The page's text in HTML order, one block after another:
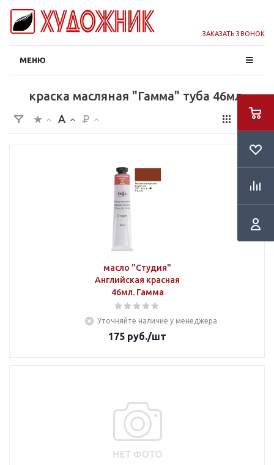
ЗАКАЗАТЬ ЗВОНОК
МЕНЮ
краска масляная "Гамма" туба 46мл.
масло "Студия"
Английская красная
46мл. Гамма
Уточняйте наличие у менеджера
175 руб./шт